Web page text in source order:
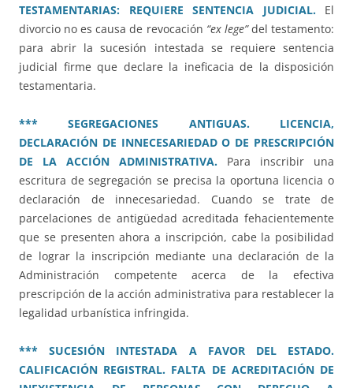
TESTAMENTARIAS: REQUIERE SENTENCIA JUDICIAL.El
divorcio no es causa de revocación “ex lege”del testamento:
para abrir la sucesión intestada se requiere sentencia
judicial firme que declare la ineficacia de la disposición
testamentaria.
*** SEGREGACIONES ANTIGUAS. LICENCIA,
DECLARACIÓN DE INNECESARIEDAD O DE PRESCRIPCIÓN
DE LA ACCIÓN ADMINISTRATIVA. Para inscribir una
escritura de segregación se precisa la oportuna licencia o
declaración de innecesariedad. Cuando se trate de
parcelaciones de antigüedad acreditada fehacientemente
que se presenten ahora a inscripción, cabe la posibilidad
de lograr la inscripción mediante una declaración de la
Administración competente acerca de la efectiva
prescripción de la acción administrativa para restablecer la
legalidad urbanística infringida.
*** SUCESIÓN INTESTADA A FAVOR DEL ESTADO.
CALIFICACIÓN REGISTRAL. FALTA DE ACREDITACIÓN DE